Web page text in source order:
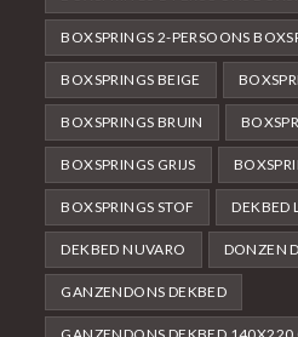
BOXSPRINGS 2-PERSOONS
BOXSPRINGS BEIGE
BOXSPRINGS BRUIN
BOXSPRINGS GRIJS
BOXSPRINGS STOF DEKBED
DEKBED NUVARO DONZEN
GANZENDONS DEKBED